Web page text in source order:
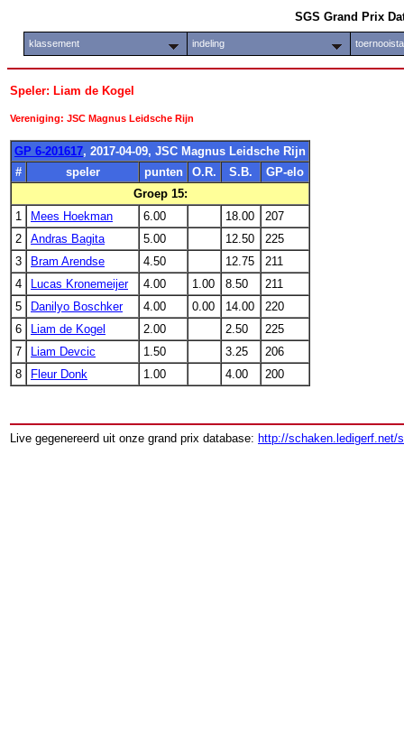
SGS Grand Prix
klassement indeling
Speler: Liam de Kogel
Vereniging: JSC Magnus Leidsche Rijn
GP 6-201617, 2017-04-09, JSC Magnus Leidsche Rijn
#
speler punten O.R. S.B.
GP-elo
Groep 15:
1
Mees Hoekman 6.00 18.00
207
2
Andras Bagita 5.00 12.50
225
3
Bram Arendse 4.50 12.75
211
4
Lucas Kronemeijer 4.00 1.00 8.50
211
5
Danilyo Boschker 4.00 0.00 14.00
220
6
Liam de Kogel 2.00 2.50
225
7
Liam Devcic 1.50 3.25
206
8
Fleur Donk 1.00 4.00 200
Live gegenereerd uit onze grand prix database: http://schaken.ledigerf.net/